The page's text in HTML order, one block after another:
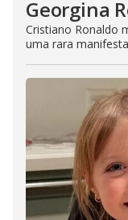
Georgina
Cristiano Ronaldo
uma rara